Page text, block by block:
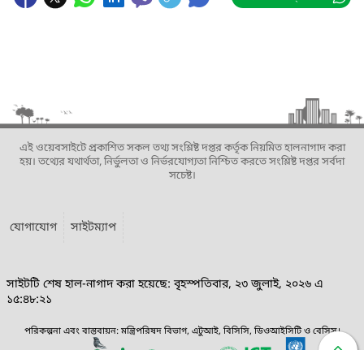
এই ওয়েবসাইটে প্রকাশিত সকল তথ্য সংশ্লিষ্ট দপ্তর কর্তৃক নিয়মিত হালনাগাদ করা
হয়। তথ্যের যথার্থতা, নির্ভুলতা ও নির্ভরযোগ্যতা নিশ্চিত করতে সংশ্লিষ্ট দপ্তর সর্বদা
সচেষ্ট।
যোগাযোগ সাইটম্যাপ
সাইটটি শেষ হাল-নাগাদ করা হয়েছে: বৃহস্পতিবার, ২৩ জুলাই, ২০২৬ এ
১৫:৪৮:২১
পরিকল্পনা এবং বাস্তবায়ন: মন্ত্রিপরিষদ বিভাগ, এটুআই, বিসিসি, ডিওআইসিটি ও বেসিস।